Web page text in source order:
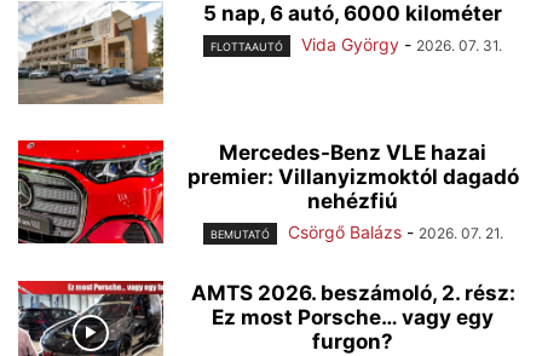
5 nap, 6 autó, 6000 kilométer
FLOTTAAUTÓ Vida György - 2026. 07. 31.
Mercedes-Benz VLE hazai
premier: Villanyizmoktól dagadó
nehézfiú
BEMUTATÓ Csörgő Balázs - 2026. 07. 21.
AMTS 2026. beszámoló, 2. rész:
Ez most Porsche… vagy egy
furgon?